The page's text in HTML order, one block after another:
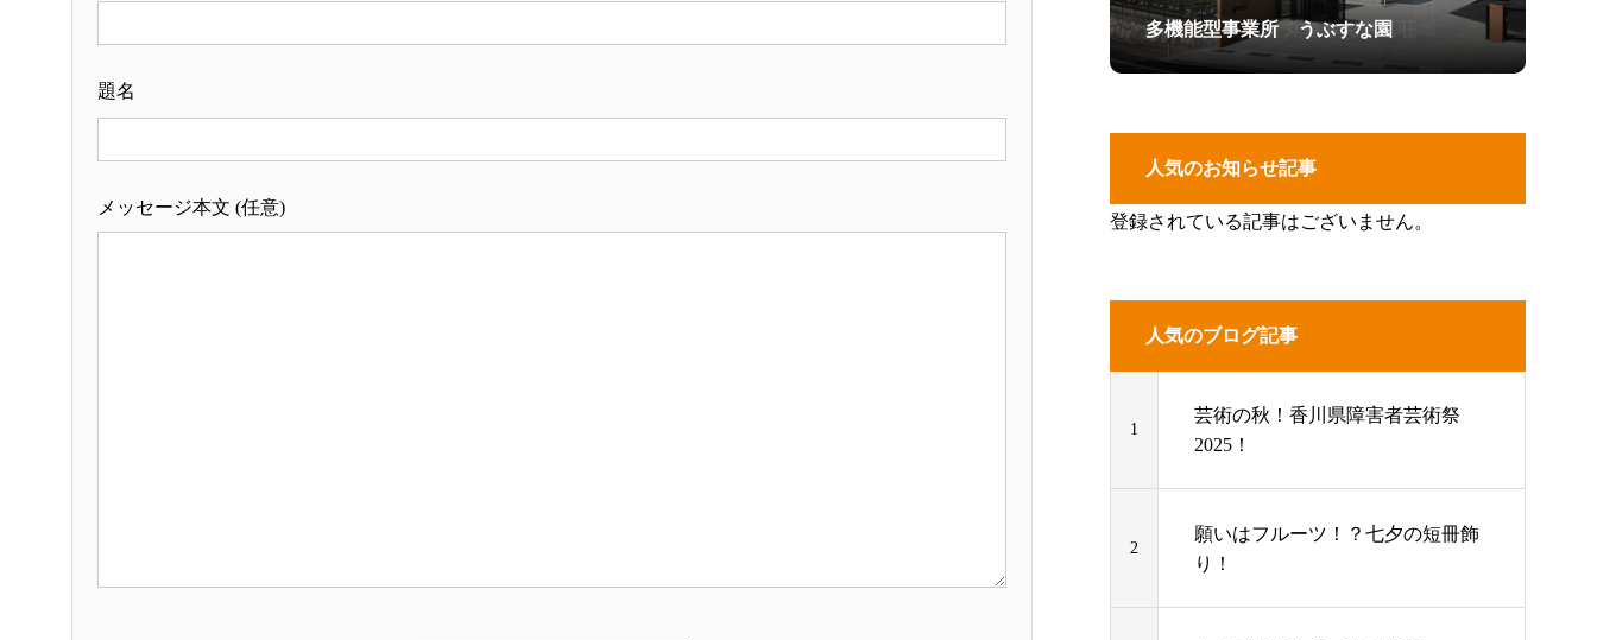
題名
メッセージ本文 (任意)
多機能型事業所 うぶすな園
障害者支援施設 丸亀さんさん荘
グループホームうぶすなⅠ・Ⅱ
人気のお知らせ記事
登録されている記事はございません。
人気のブログ記事
1
芸術の秋！香川県障害者芸術祭
2025！
2
願いはフルーツ！？七夕の短冊飾
り！